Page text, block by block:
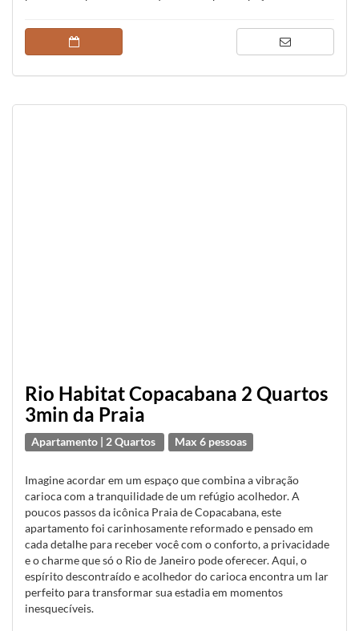
Rio Habitat Copacabana 2 Quartos
3min da Praia
Apartamento | 2 Quartos Max 6 pessoas
Imagine acordar em um espaço que combina a vibração
carioca com a tranquilidade de um refúgio acolhedor. A
poucos passos da icônica Praia de Copacabana, este
apartamento foi carinhosamente reformado e pensado em
cada detalhe para receber você com o conforto, a privacidade
e o charme que só o Rio de Janeiro pode oferecer. Aqui, o
espírito descontraído e acolhedor do carioca encontra um lar
perfeito para transformar sua estadia em momentos
inesquecíveis.